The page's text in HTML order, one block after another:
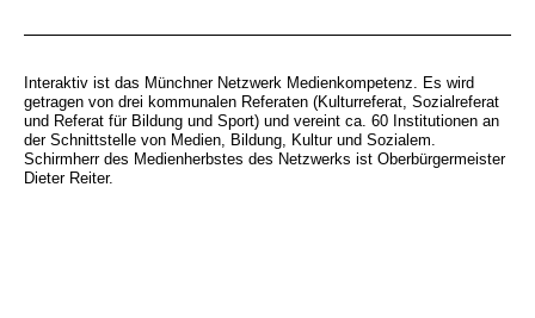
Interaktiv ist das Münchner Netzwerk Medienkompetenz. Es wird
getragen von drei kommunalen Referaten (Kulturreferat, Sozialreferat
und Referat für Bildung und Sport) und vereint ca. 60 Institutionen an
der Schnittstelle von Medien, Bildung, Kultur und Sozialem.
Schirmherr des Medienherbstes des Netzwerks ist Oberbürgermeister
Dieter Reiter.